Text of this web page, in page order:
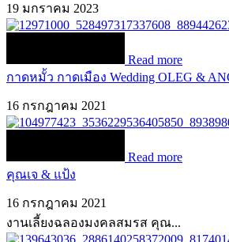
19 มกราคม 2023
Read more
กาดหมั้ว กาดเมือง Wedding OLEG &
16 กรกฎาคม 2021
Read more
คุณเจ & แป้ง
16 กรกฎาคม 2021
งานเลี้ยงฉลองมงคลสมรส คุณ...